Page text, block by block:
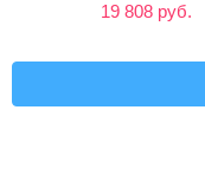
19 808 руб.